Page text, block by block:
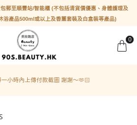
至順豐站/智能櫃 (不包括清貨價優惠、身體護理及
浴產品500ml或以上及香薰套裝及白盒裝等產品)
0
小時內上傳付款截圖 謝謝～🫶🏻